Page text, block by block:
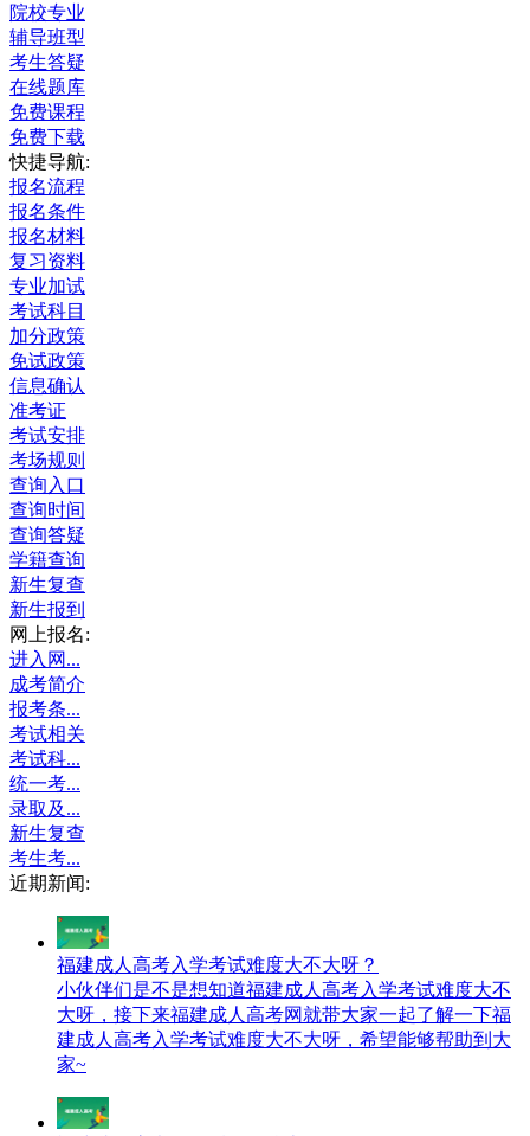
院校专业
辅导班型
考生答疑
在线题库
免费课程
免费下载
快捷导航:
报名流程
报名条件
报名材料
复习资料
专业加试
考试科目
加分政策
免试政策
信息确认
准考证
考试安排
考场规则
查询入口
查询时间
查询答疑
学籍查询
新生复查
新生报到
网上报名:
进入网...
成考简介
报考条...
考试相关
考试科...
统一考...
录取及...
新生复查
考生考...
近期新闻:
福建成人高考入学考试难度大不大呀？
小伙伴们是不是想知道福建成人高考入学考试难度大不
大呀，接下来福建成人高考网就带大家一起了解一下福
建成人高考入学考试难度大不大呀，希望能够帮助到大
家~